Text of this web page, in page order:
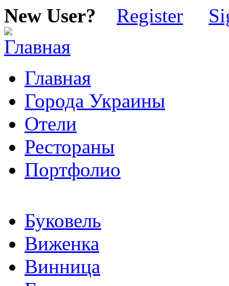
New User? Register
Главная
Города Украины
Отели
Рестораны
Портфолио
Буковель
Виженка
Винница